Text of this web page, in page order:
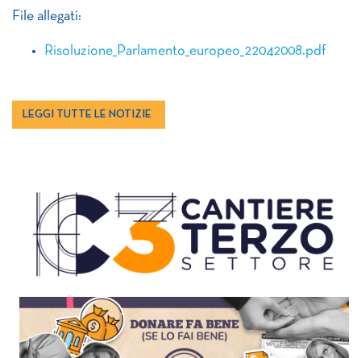
File allegati:
Risoluzione_Parlamento_europeo_22042008.pdf
LEGGI TUTTE LE NOTIZIE